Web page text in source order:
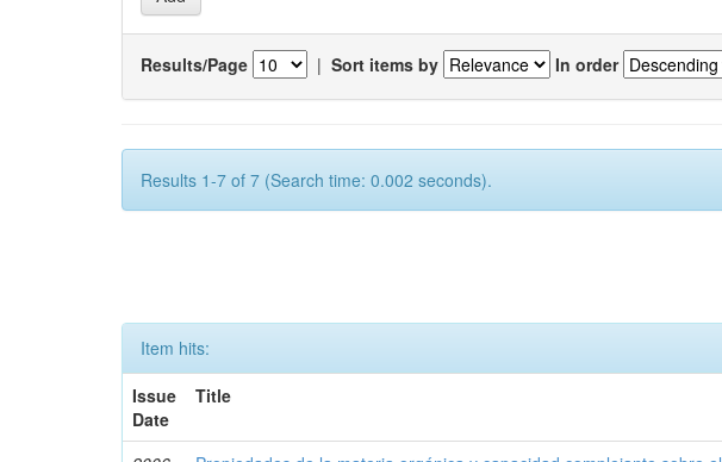
Results/Page | Sort items by In order
Results 1-7 of 7 (Search time: 0.002 seconds).
Item hits:
Issue
Date
Title